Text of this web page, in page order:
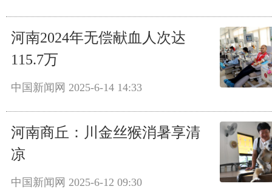
河南2024年无偿献血人次达
115.7万
中国新闻网 2025-6-14 14:33
河南商丘：川金丝猴消暑享清
凉
中国新闻网 2025-6-12 09:30